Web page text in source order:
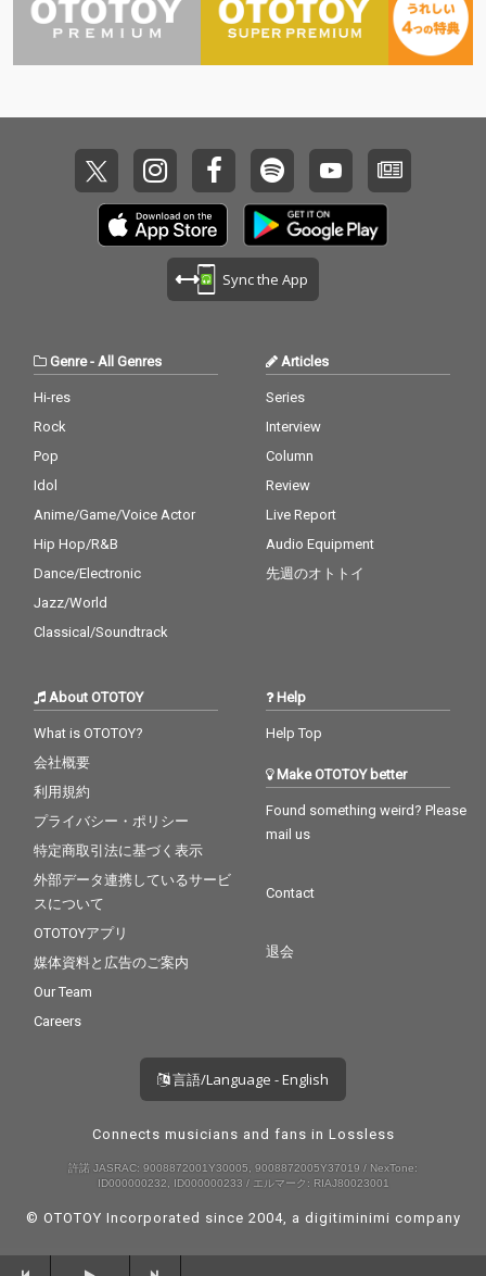
Sync the App
Genre- All Genres
Hi-res
Rock
Pop
Idol
Anime/Game/Voice Actor
Hip Hop/R&B
Dance/Electronic
Jazz/World
Classical/Soundtrack
Articles
Series
Interview
Column
Review
Live Report
Audio Equipment
先週のオトトイ
About OTOTOY
What is OTOTOY?
会社概要
利用規約
プライバシー・ポリシー
特定商取引法に基づく表示
外部データ連携しているサービ
スについて
OTOTOYアプリ
媒体資料と広告のご案内
Our Team
Careers
Help
Help Top
Make OTOTOY better
Found something weird? Please
mail us
Contact
退会
言語/Language - English
Connects musicians and fans in Lossless
許諾 JASRAC: 9008872001Y30005, 9008872005Y37019 / NexTone:
ID000000232, ID000000233 / エルマーク: RIAJ80023001
© OTOTOY Incorporated since 2004, a digitiminimi company